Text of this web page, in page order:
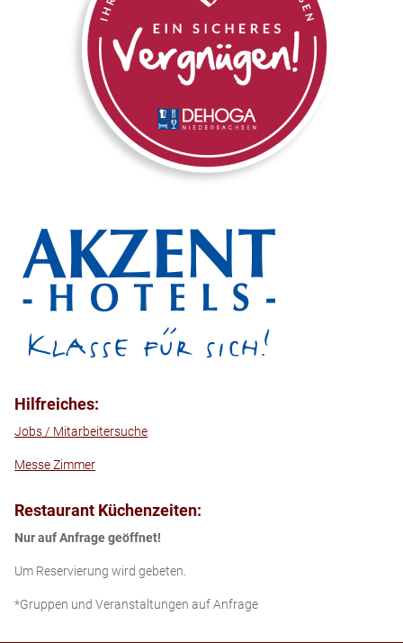
Hilfreiches:
Jobs / Mitarbeitersuche
Messe Zimmer
Restaurant Küchenzeiten:
Nur auf Anfrage geöffnet!
Um Reservierung wird gebeten.
*Gruppen und Veranstaltungen auf Anfrage